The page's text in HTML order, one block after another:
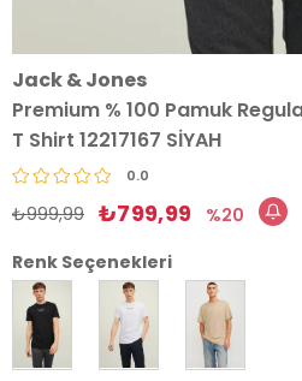
Jack & Jones
Premium % 100 Pamuk
T Shirt 12217167 SİYAH
0.0
₺999,99 ₺799,99
20
Renk Seçenekleri